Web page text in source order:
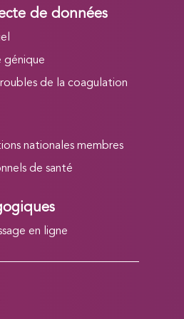
de données
génique
de la coagulation
nationales membres
de santé
en ligne